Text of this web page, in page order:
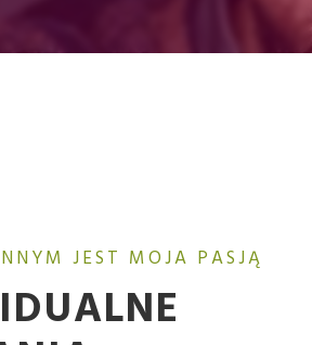
JEST MOJA PASJĄ